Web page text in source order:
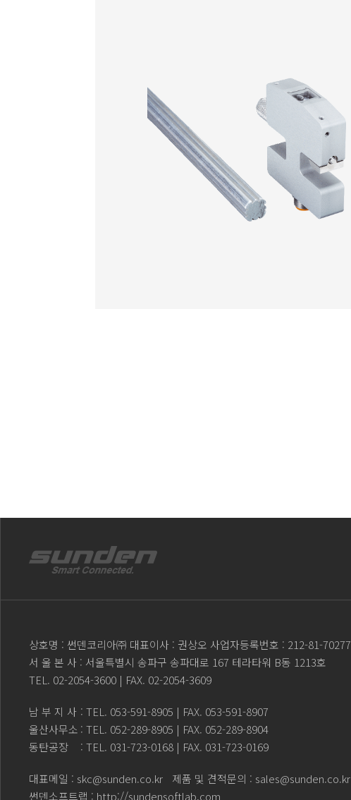
상호명 : 썬덴코리아㈜ 대표이사 : 권상오 사업자등록번호 : 212-81-70277
서 울 본 사 : 서울특별시 송파구 송파대로 167 테라타워 B동 1213호
TEL. 02-2054-3600 | FAX. 02-2054-3609
남 부 지 사 : TEL. 053-591-8905 | FAX. 053-591-8907
울산사무소 : TEL. 052-289-8905 | FAX. 052-289-8904
동탄공장
: TEL. 031-723-0168 | FAX. 031-723-0169
대표메일 : skc@sunden.co.kr 제품 및 견적문의 : sales@sunden.co.kr
썬덴소프트랩 : http://sundensoftlab.com